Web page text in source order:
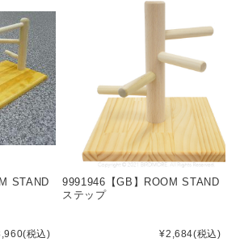
STAND
(税込)
9991946【GB】ROOM STAND
ステップ
¥2,684(税込)